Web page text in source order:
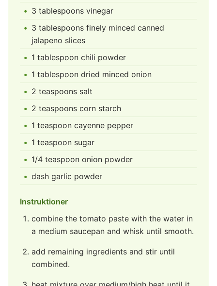
3 tablespoons vinegar
3 tablespoons finely minced canned
jalapeno slices
1 tablespoon chili powder
1 tablespoon dried minced onion
2 teaspoons salt
2 teaspoons corn starch
1 teaspoon cayenne pepper
1 teaspoon sugar
1/4 teaspoon onion powder
dash garlic powder
Instruktioner
combine the tomato paste with the water in
a medium saucepan and whisk until smooth.
add remaining ingredients and stir until
combined.